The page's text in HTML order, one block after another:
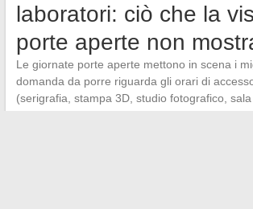
laboratori: ciò che la
porte aperte non
Le giornate porte aperte mettono in scena i
domanda da porre riguarda gli orari di
(serigrafia, stampa 3D, studio fotografico,